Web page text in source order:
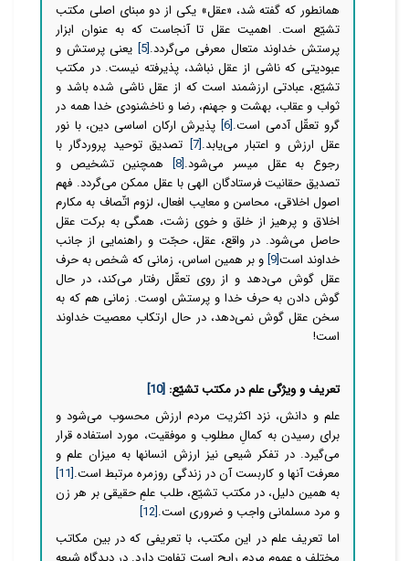
همانطور که گفته شد، «عقل» یکی از دو مبنای اصلی مکتب
تشیّع است. اهمیت عقل تا آنجاست که به عنوان ابزار
پرستش خداوند متعال معرفی می‌گردد.[5]
یعنی پرستش و
عبودیتی که ناشی از عقل نباشد، پذیرفته نیست. در مکتب
تشیّع، عبادتی ارزشمند است که از عقل ناشی شده باشد و
ثواب و عقاب، بهشت و جهنم، رضا و ناخشنودی خدا همه در
گرو تعقّل آدمی است.[6]
پذیرش ارکان اساسی دین، با نور
عقل ارزش و اعتبار می‌یابد.[7]
تصدیق توحید پروردگار با
رجوع به عقل میسر می‌شود.[8]
همچنین تشخیص و
تصدیق حقانیت فرستادگان الهی با عقل ممکنمی‌گردد. فهم
اصول اخلاقی، محاسن و معایب افعال، لزوم اتّصاف به مكارم
اخلاق و پرهیز از خلق و خوی زشت، همگی به بركت عقل
حاصل می‌شود. در واقع، عقل، حجّت و راهنمایی از جانب
خداوند است[9]
و بر همین اساس، زمانی که شخص به حرف
عقل گوش میدهد و از روی تعقّل رفتار می‌کند، در حال
گوش دادن به حرف خدا و پرستش اوست. زمانی هم که به
سخن عقل گوش نمی‌دهد، در حال ارتکاب معصیت خداوند
است!
تعریف و ویژگی علم در مکتب تشیّع: [10]
علم و دانش، نزد اکثریت مردم ارزش محسوب می‌شود و
برای رسیدن به کمالِ مطلوب و موفقیت، مورد استفاده قرار
می‌گیرد. در تفکر شیعی نیز ارزش انسانها به میزان علم و
معرفت آنها و کاربست آن در زندگی روزمره مرتبط است.[11]
به همین دلیل، در مکتب تشیّع، طلب علمِ حقیقی بر هر زن
و مرد مسلمانی واجب و ضروری است.[12]
اما تعریف علم در این مکتب، با تعریفی که در بین مکاتب